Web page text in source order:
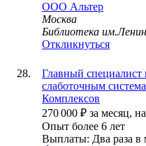
ООО Альтер
Москва
Библиотека
Откликнуться
Главный специалист
слаботочным
Комплексов
270 000 ₽ за месяц,
Опыт более 6 лет
Выплаты: Два раза в